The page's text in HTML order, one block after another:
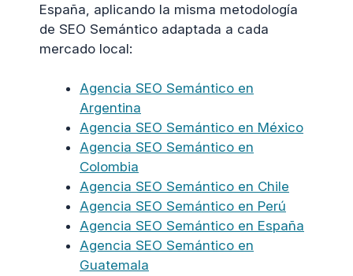
España, aplicando la misma metodología
de SEO Semántico adaptada a cada
mercado local:
Agencia SEO Semántico en
Argentina
Agencia SEO Semántico en México
Agencia SEO Semántico en
Colombia
Agencia SEO Semántico en Chile
Agencia SEO Semántico en Perú
Agencia SEO Semántico en España
Agencia SEO Semántico en
Guatemala